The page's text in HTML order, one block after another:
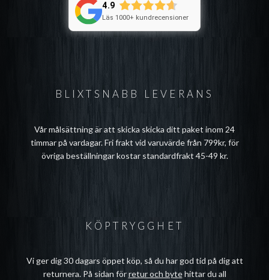
BLIXTSNABB LEVERANS
Vår målsättning är att skicka skicka ditt paket inom 24
timmar på vardagar. Fri frakt vid varuvärde från 799kr, för
övriga beställningar kostar standardfrakt 45-49 kr.
4.9
Läs 1000+ kundrecensioner
KÖPTRYGGHET
Vi ger dig 30 dagars öppet köp, så du har god tid på dig att
returnera. På sidan förretur och bytehittar du all